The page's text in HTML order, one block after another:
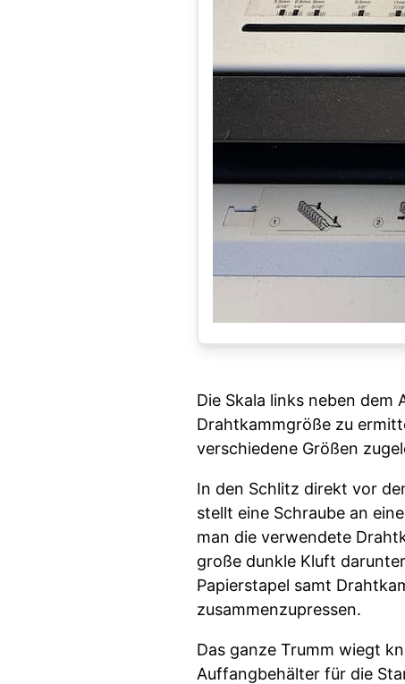
Die Skala links neben
Drahtkammgröße zu
verschiedene Größen
In den Schlitz direkt vor
stellt eine Schraube an
man die verwendete
große dunkle Kluft
Papierstapel samt
zusammenzupressen.
Das ganze Trumm wiegt
Auffangbehälter für die